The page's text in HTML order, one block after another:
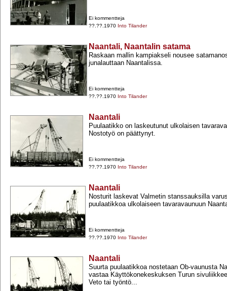
Ei kommentteja
??.??.1970 Into Tilander
Naantali, Naantalin satama
Raskaan mallin kampiakseli nousee
junalauttaan Naantalissa.
Ei kommentteja
??.??.1970 Into Tilander
Naantali
Puulaatikko on laskeutunut ulkolaisen
Nostotyö on päättynyt.
Ei kommentteja
??.??.1970 Into Tilander
Naantali
Nosturit laskevat Valmetin stanssauksilla
puulaatikkoa ulkolaiseen tavaravaunuun
Ei kommentteja
??.??.1970 Into Tilander
Naantali
Suurta puulaatikkoa nostetaan Ob-​vaunusta
vastaa Käyttökonekeskuksen Turun
Veto tai työntö...